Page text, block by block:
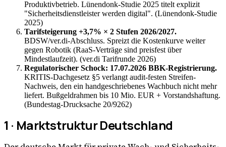
Produktivbetrieb. Lünendonk-Studie 2025 titelt explizit
"Sicherheitsdienstleister werden digital". (Lünendonk-Studie
2025)
Tarifsteigerung +3,7% × 2 Stufen 2026/2027.
BDSW/ver.di-Abschluss. Spreizt die Kostenkurve weiter
gegen Robotik (RaaS-Verträge sind preisfest über
Mindestlaufzeit). (ver.di Tarifrunde 2026)
Regulatorischer Schock: 17.07.2026 BBK-Registrierung.
KRITIS-Dachgesetz §5 verlangt audit-festen Streifen-
Nachweis, den ein handgeschriebenes Wachbuch nicht mehr
liefert. Bußgeldrahmen bis 10 Mio. EUR + Vorstandshaftung.
(Bundestag-Drucksache 20/9262)
1 · Marktstruktur Deutschland